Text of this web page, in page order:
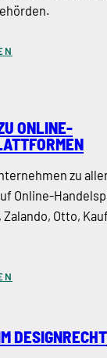
ONLINE-
zu
Online-
Zalando, Otto,
DESIGNRECHT